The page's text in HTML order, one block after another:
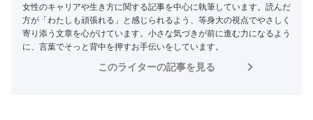
女性のキャリアや生き方に関する記事を中心に執筆しています。読んだ
方が「わたしも頑張れる」と感じられるよう、等身大の視点でやさしく
寄り添う文章を心がけています。小さな気づきが前に進む力になるよう
に、言葉でそっと背中を押すお手伝いをしています。
このライターの記事を見る